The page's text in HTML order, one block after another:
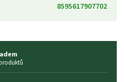
8595617907702